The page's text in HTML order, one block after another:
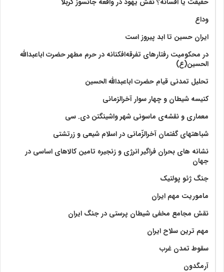
وداع
ایران حسین تا ابد پیروز است
در محکومیت رفتارهای تفرقه‌افکنانه در حرم مطهر حضرت اباعبدالله
الحسین(ع)
تحلیل تمدنی قیام حضرت اباعبدالله الحسین
کنیسه شیطان و چهار سوار آخرالزمانی
معماری و نقشه‌ی ماسونی شهر واشينگتن دی. سی
شباهتهای گفتمان آخر‌الزّمانی در اسلام شیعی و زرتشتی
نشانه های بحران فراگیر انرژی و زنجیره تامین کالاهای اساسی در
جهان
جنگ ژئو پولتیک
ماموریت مهم ایران
نقش مجامع مخفی شیطان پرستی در جنگ ایران
مهم ترین سلاح ایران
سقوط تمدن غرب
آرمگدون